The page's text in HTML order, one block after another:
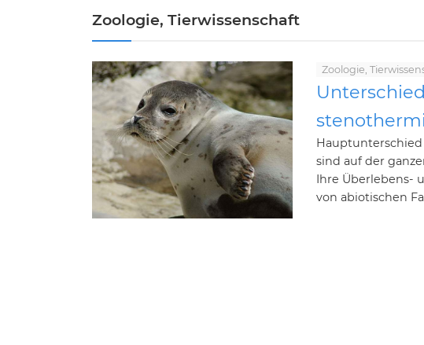
Zoologie, Tierwissenschaft
Zoologie,
sind auf der
Ihre Überlebens-
von abiotischen